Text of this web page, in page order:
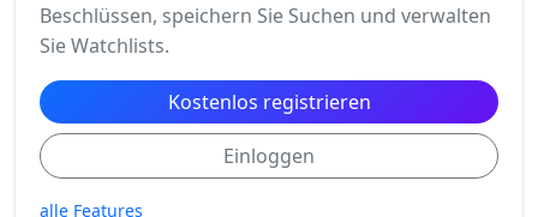
Beschlüssen, speichern Sie Suchen und verwalten
Sie Watchlists.
Kostenlos registrieren
Einloggen
alle Features